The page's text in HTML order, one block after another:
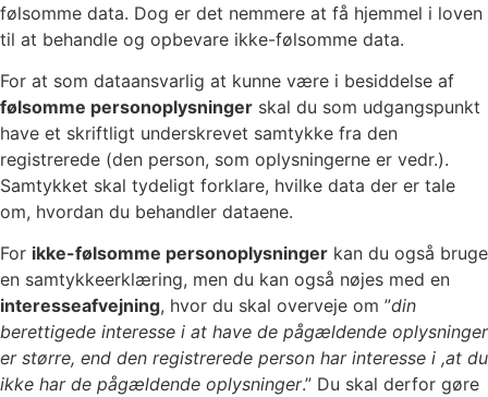
følsomme data. Dog er det nemmere at få hjemmel i loven
til at behandle og opbevare ikke-følsomme data.
For at som dataansvarlig at kunne være i besiddelse af
følsomme personoplysninger skal du som udgangspunkt
have et skriftligt underskrevet samtykke fra den
registrerede (den person, som oplysningerne er vedr.).
Samtykket skal tydeligt forklare, hvilke data der er tale
om, hvordan du behandler dataene.
For ikke-følsomme personoplysninger kan du også bruge
en samtykkeerklæring, men du kan også nøjes med en
interesseafvejning, hvor du skal overveje om ”din
berettigede interesse i at have de pågældende oplysninger
er større, end den registrerede person har interesse i ,at du
ikke har de pågældende oplysninger.” Du skal derfor gøre